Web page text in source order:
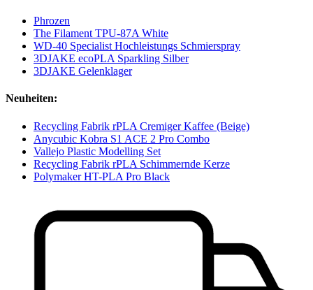
Phrozen
The Filament TPU-87A White
WD-40 Specialist Hochleistungs Schmierspray
3DJAKE ecoPLA Sparkling Silber
3DJAKE Gelenklager
Neuheiten:
Recycling Fabrik rPLA Cremiger Kaffee (Beige)
Anycubic Kobra S1 ACE 2 Pro Combo
Vallejo Plastic Modelling Set
Recycling Fabrik rPLA Schimmernde Kerze
Polymaker HT-PLA Pro Black